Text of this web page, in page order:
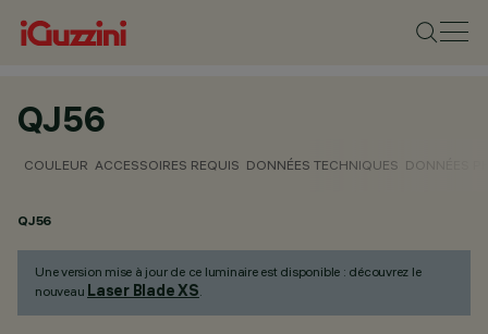
QJ56
COULEUR ACCESSOIRES REQUIS DONNÉES TECHNIQUES DONNÉES
QJ56
Une version mise à jour de ce luminaire est disponible : découvrez le
nouveau Laser Blade XS.